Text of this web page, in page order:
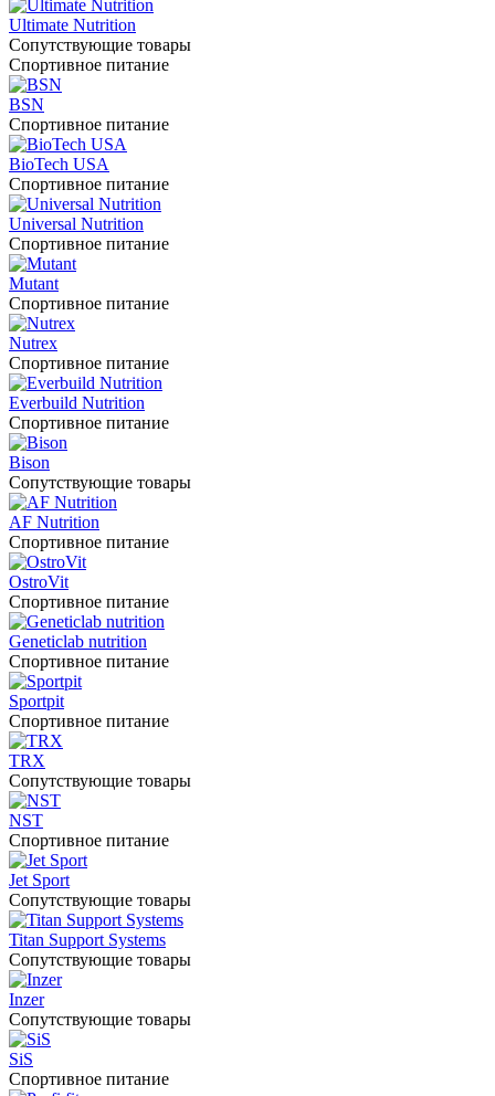
Ultimate Nutrition
Сопутствующие товары
Спортивное питание
BSN
Спортивное питание
BioTech USA
Спортивное питание
Universal Nutrition
Спортивное питание
Mutant
Спортивное питание
Nutrex
Спортивное питание
Everbuild Nutrition
Спортивное питание
Bison
Сопутствующие товары
AF Nutrition
Спортивное питание
OstroVit
Спортивное питание
Geneticlab nutrition
Спортивное питание
Sportpit
Спортивное питание
TRX
Сопутствующие товары
NST
Спортивное питание
Jet Sport
Сопутствующие товары
Titan Support Systems
Сопутствующие товары
Inzer
Сопутствующие товары
SiS
Спортивное питание